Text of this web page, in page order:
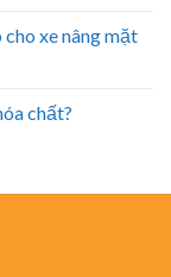
xe nâng mặt
chất?